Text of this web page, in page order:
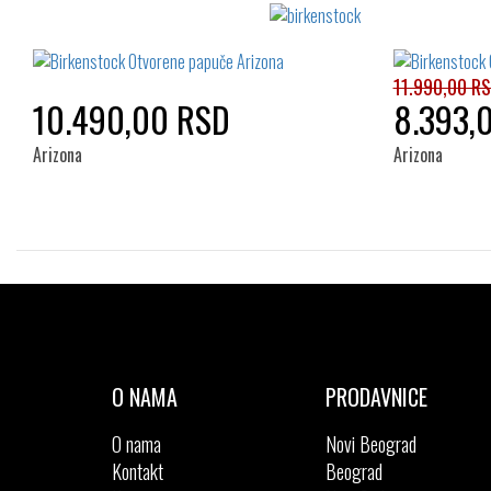
10.490,00 RSD
Arizona
11.990,00
Arizona
O NAMA
O nama
Kontakt
PRODAVNICE
Novi Beograd
Beograd